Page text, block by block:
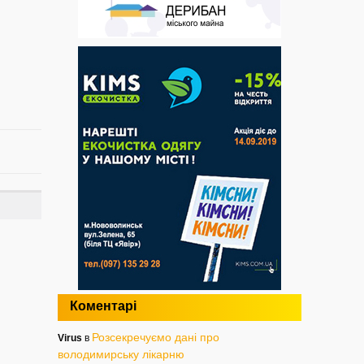
Коментарі
Virus в Розсекречуємо дані про
володимирську лікарню